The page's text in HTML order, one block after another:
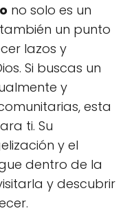
no solo es un
un punto
lazos y
Si buscas un
y
esta
ti. Su
y el
dentro de la
y descubrir